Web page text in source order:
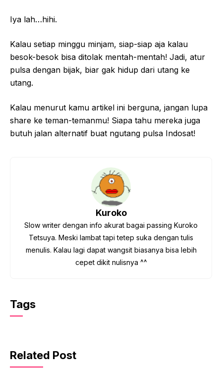
Iya lah…hihi.
Kalau setiap minggu minjam, siap-siap aja kalau
besok-besok bisa ditolak mentah-mentah! Jadi, atur
pulsa dengan bijak, biar gak hidup dari utang ke
utang.
Kalau menurut kamu artikel ini berguna, jangan lupa
share ke teman-temanmu! Siapa tahu mereka juga
butuh jalan alternatif buat ngutang pulsa Indosat!
Kuroko
Slow writer dengan info akurat bagai passing Kuroko
Tetsuya. Meski lambat tapi tetep suka dengan tulis
menulis. Kalau lagi dapat wangsit biasanya bisa lebih
cepet dikit nulisnya ^^
Tags
Related Post